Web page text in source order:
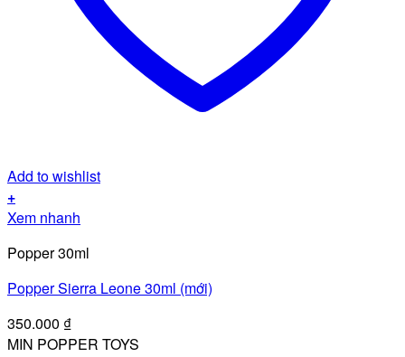
Add to wishlist
+
Xem nhanh
Popper 30ml
Popper Sierra Leone 30ml (mới)
350.000 ₫
MIN POPPER TOYS